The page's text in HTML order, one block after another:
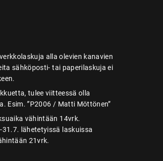
alla olevien kanavien
sähköposti- tai paperilaskuja ei
tulee viitteessä olla
Esim. ”P2006 / Matti Möttönen”
vähintään 14vrk.
lähetetyissä laskuissa
21vrk.